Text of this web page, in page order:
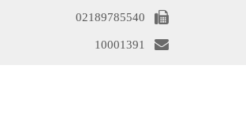
02189785540
10001391